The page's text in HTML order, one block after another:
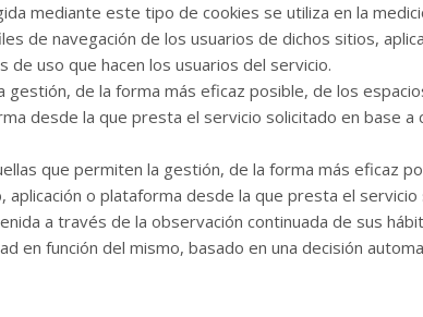
mediante este tipo de cookies se utiliza en la
de navegación de los usuarios de dichos sitios,
uso que hacen los usuarios del servicio.
gestión, de la forma más eficaz posible, de los
desde la que presta el servicio solicitado en base
que permiten la gestión, de la forma más eficaz
aplicación o plataforma desde la que presta el
a través de la observación continuada de sus
en función del mismo, basado en una decisión